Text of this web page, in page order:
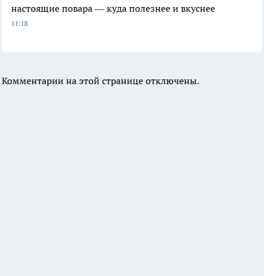
настоящие повара — куда полезнее и вкуснее
11:18
Комментарии на этой странице отключены.